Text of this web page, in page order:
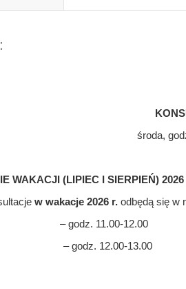
środa,
WAKACJI (LIPIEC I SIERPIEŃ) 2026
w wakacje 2026r.odbędą się w
godz. 11.00-12.00
– godz. 12.00-13.00